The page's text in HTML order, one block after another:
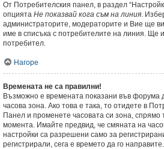
От Потребителския панел, в раздел
опцията Не показвай кога съм на линия.
администраторите, модераторите и Вие ще
име в списъка с потребителите на линия. Ще
потребител.
Нагоре
Времената не са правилни!
Възможно е времената показани във форума
часова зона. Ако това е така, то отидете в
Панел и променете часовата си зона, спрямо
момента. Имайте предвид, че смяната на
настройки са разрешени само за
регистрирали, сега е времето да го направите.